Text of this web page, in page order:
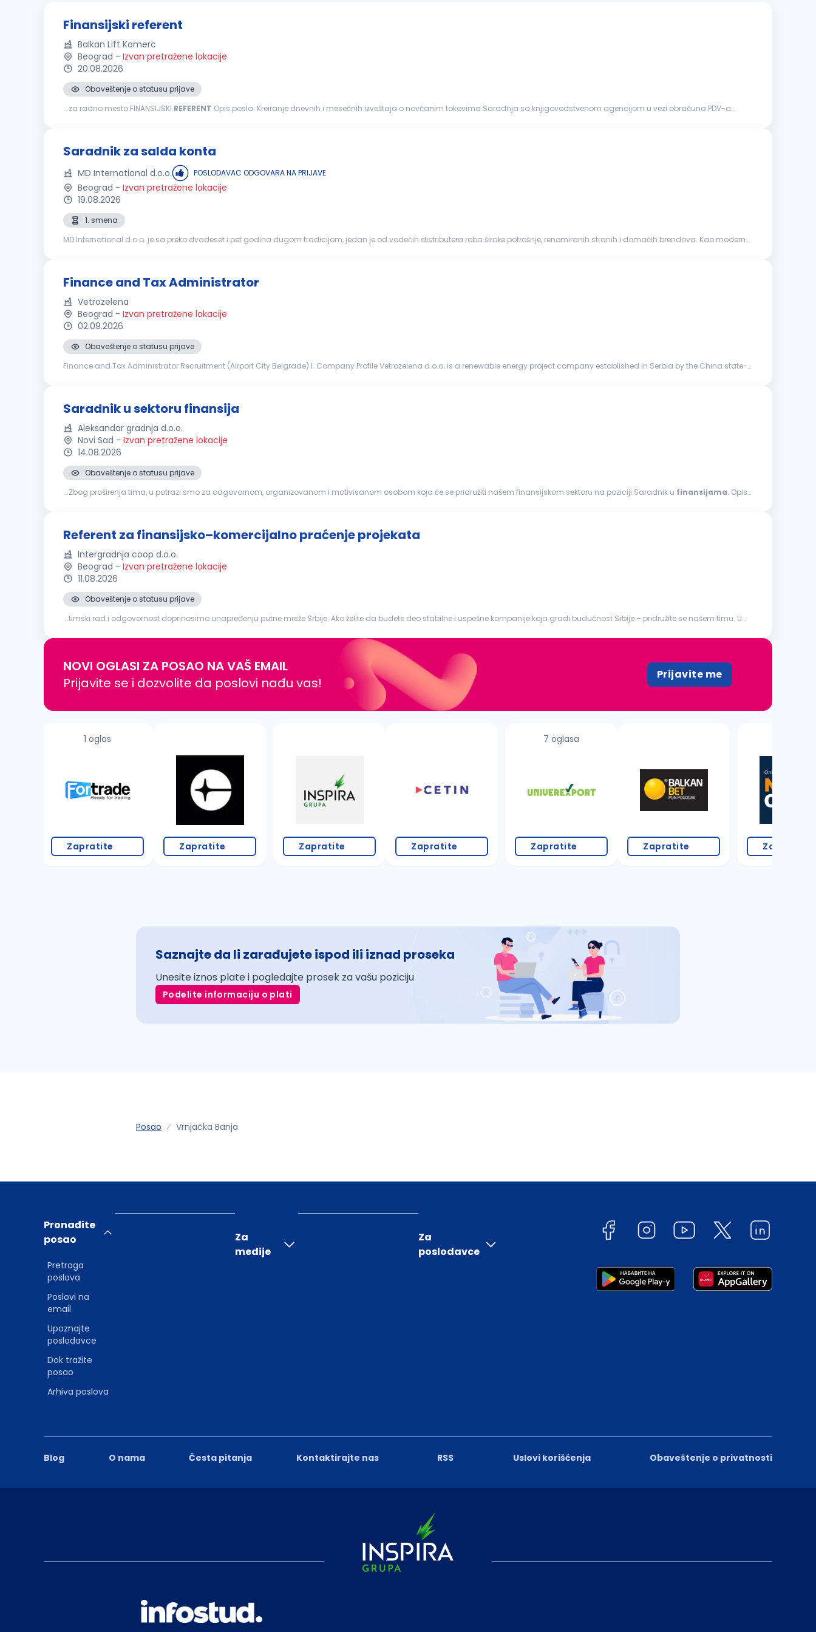
Finansijski referent
Balkan Lift Komerc
Beograd - Izvan pretražene lokacije
20.08.2026
Obaveštenje o statusu prijave
...za radno mesto FINANSIJSKI REFERENT Opis posla: Kreiranje dnevnih i mesečnih izveštaja o novčanim tokovima Saradnja sa knjigovodstvenom agencijom u vezi obračuna PDV-a
Saradnik za salda konta
MD International d.o.o. POSLODAVAC ODGOVARA NA PRIJAVE
Beograd - Izvan pretražene lokacije
19.08.2026
1. smena
MD International d.o.o. je sa preko dvadeset i pet godina dugom tradicijom, jedan je od vodećih distributera roba široke potrošnje, renomiranih stranih i domaćih brendova. Kao moderno
Finance and Tax Administrator
Vetrozelena
Beograd - Izvan pretražene lokacije
02.09.2026
Obaveštenje o statusu prijave
Finance and Tax Administrator Recruitment (Airport City Belgrade) I. Company Profile Vetrozelena d.o.o. is a renewable energy project company established in Serbia by the China state-
Saradnik u sektoru finansija
Aleksandar gradnja d.o.o.
Novi Sad - Izvan pretražene lokacije
14.08.2026
Obaveštenje o statusu prijave
...Zbog proširenja tima, u potrazi smo za odgovornom, organizovanom i motivisanom osobom koja će se pridružiti našem finansijskom sektoru na poziciji Saradnik u finansijama. Opis
Referent za finansijsko–komercijalno praćenje projekata
Intergradnja coop d.o.o.
Beograd - Izvan pretražene lokacije
11.08.2026
Obaveštenje o statusu prijave
...timski rad i odgovornost doprinosimo unapređenju putne mreže Srbije. Ako želite da budete deo stabilne i uspešne kompanije koja gradi budućnost Srbije – pridružite se našem timu. U
NOVI OGLASI ZA POSAO NA VAŠ EMAIL
Prijavite se i dozvolite da poslovi nađu vas!
Prijavite me
1 oglas
Zapratite Zapratite Zapratite Zapratite
7 oglasa
Zapratite Zapratite Zapratite
Saznajte da li zarađujete ispod ili iznad proseka
Unesite iznos plate i pogledajte prosek za vašu poziciju
Podelite informaciju o plati
Posao Vrnjačka Banja
Blog O nama Česta pitanja Kontaktirajte nas RSS Uslovi korišćenja Obaveštenje o privatnosti
Pronađite
posao
Pretraga
poslova
Poslovi na
email
Upoznajte
poslodavce
Dok tražite
posao
Arhiva poslova
Za
medije
Za
poslodavce